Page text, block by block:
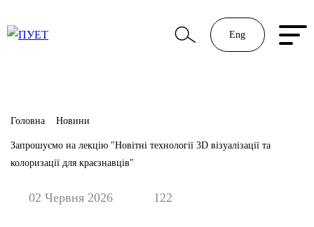
Eng
Головна Новини
Запрошуємо на лекцію "Новітні технології 3D візуалізації та
колоризації для краєзнавців"
02 Червня 2026 122